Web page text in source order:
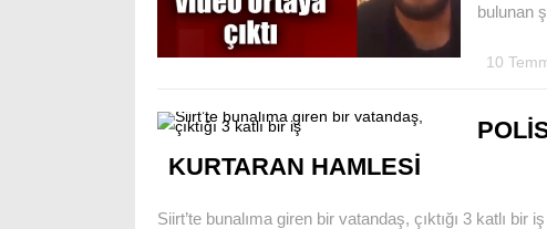
bulunan
10
KURTARAN HAMLESİ
Siirt’te bunalıma giren bir vatandaş, çıktığı 3 katlı